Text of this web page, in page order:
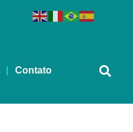
Contato